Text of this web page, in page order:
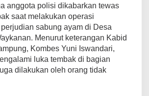
u
n
g
A
a
m
d
anggota polisi dikabarkan tewas
saat melakukan operasi
sabung ayam di Desa
Menurut keterangan Kabid
Kombes Yuni Iswandari,
luka tembak di bagian
dilakukan oleh orang tidak